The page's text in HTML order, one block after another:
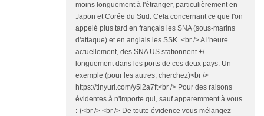
moins longuement à l'étranger, particulièrement en
Japon et Corée du Sud. Cela concernant ce que l'on
appelé plus tard en français les SNA (sous-marins
d'attaque) et en anglais les SSK. <br /> A l'heure
actuellement, des SNA US stationnent +/-
longuement dans les ports de ces deux pays. Un
exemple (pour les autres, cherchez)<br />
https://tinyurl.com/y5l2a7ft<br /> Pour des raisons
évidentes à n'importe qui, sauf apparemment à vous
:-(<br /> <br /> De toute évidence vous mélangez